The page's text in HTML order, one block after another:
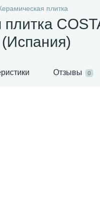
плитка
Отзывы 0